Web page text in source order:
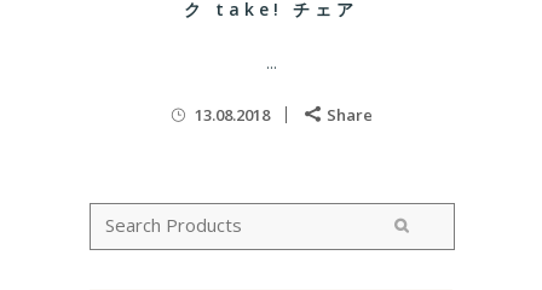
ク take! チェア
...
13.08.2018 Share